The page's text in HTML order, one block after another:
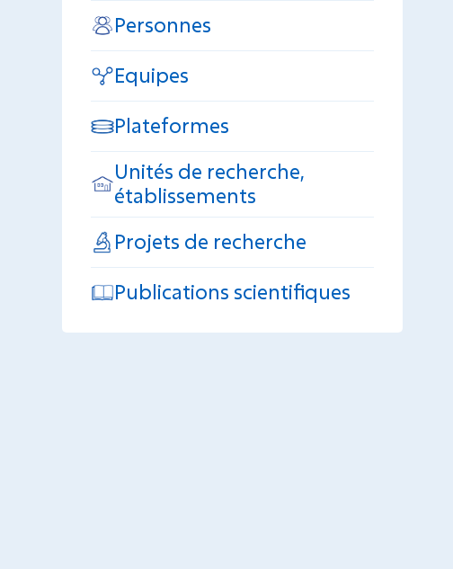
Personnes
Equipes
Plateformes
Unités de recherche,
établissements
Projets de recherche
Publications scientifiques